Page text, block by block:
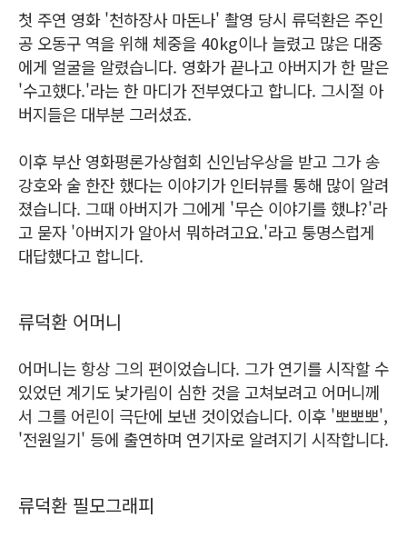
첫 주연 영화 '천하장사 마돈나' 촬영 당시 류덕환은 주인
공 오동구 역을 위해 체중을 40kg이나 늘렸고 많은 대중
에게 얼굴을 알렸습니다. 영화가 끝나고 아버지가 한 말은
'수고했다.'라는 한 마디가 전부였다고 합니다. 그시절 아
버지들은 대부분 그러셨죠.
이후 부산 영화평론가상협회 신인남우상을 받고 그가 송
강호와 술 한잔 했다는 이야기가 인터뷰를 통해 많이 알려
졌습니다. 그때 아버지가 그에게 '무슨 이야기를 했냐?'라
고 묻자 '아버지가 알아서 뭐하려고요.'라고 퉁명스럽게
대답했다고 합니다.
류덕환 어머니
어머니는 항상 그의 편이었습니다. 그가 연기를 시작할 수
있었던 계기도 낯가림이 심한 것을 고쳐보려고 어머니께
서 그를 어린이 극단에 보낸 것이었습니다. 이후 '뽀뽀뽀',
'전원일기' 등에 출연하며 연기자로 알려지기 시작합니다.
류덕환 필모그래피